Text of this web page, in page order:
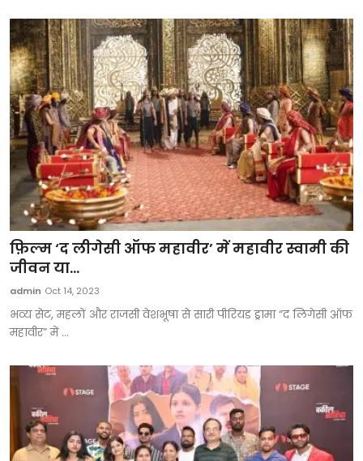
फ़िल्म ‘द लीगेसी ऑफ महावीर’ में महावीर स्वामी की
जीवन या...
admin Oct 14, 2023
भव्य सेट, महलों और राजसी वेशभूषा से सारी पीरियड ड्रामा “द लिगेसी ऑफ
महावीर” में ...